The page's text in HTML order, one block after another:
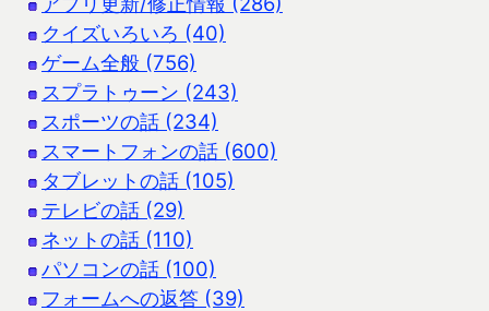
クイズいろいろ (40)
ゲーム全般 (756)
スプラトゥーン (243)
スポーツの話 (234)
スマートフォンの話 (600)
タブレットの話 (105)
テレビの話 (29)
ネットの話 (110)
パソコンの話 (100)
フォームへの返答 (39)